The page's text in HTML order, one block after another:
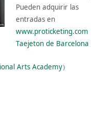
Pueden adquirir las
entradas en
www.proticketing.com
Taejeton de Barcelona
Arts Academy）